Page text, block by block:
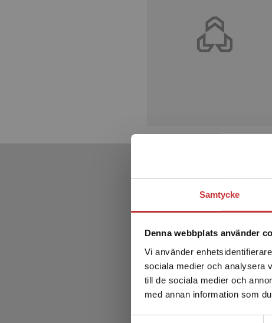
Samtycke
Denna webbplats använder
Vi använder
sociala medier och analysera
till de sociala medier och
med annan information som